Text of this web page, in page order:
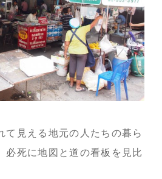
て見える地元の人たちの暮ら
必死に地図と道の看板を見比